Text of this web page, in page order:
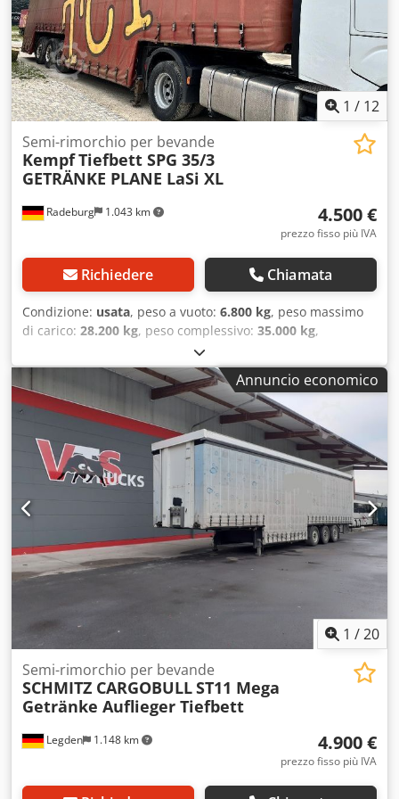
(espandibile)
1 / 12
Radeburg 1.043 km
Semi-rimorchio per bevande
KempfTiefbett SPG 35/3
GETRÄNKE PLANE LaSi XL
4.500 €
prezzo fisso più IVA
Richiedere Chiamata
Condizione: usata, peso a vuoto: 6.800 kg, peso massimo
di carico: 28.200 kg, peso complessivo: 35.000 kg,
3 assi
12/2011, colore:rosso, tipo di ingranaggio:meccanico,
Peso a vuoto: 6800 kg, peso totale consentito: 35000 kg,
ubicazione del veicolo: Noris Truck Center GmbH, 90518
Altdorf, vicino a Norimberga. Salvo errori e modifiche.
Dedpfxjyy D U Se Abvekr
Annuncio economico
1 /20
Legden 1.148 km
Semi-rimorchio per bevande
SCHMITZ CARGOBULLST11 Mega
Getränke Auflieger Tiefbett
4.900 €
prezzo fisso più IVA